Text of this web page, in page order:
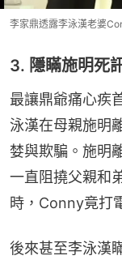
李家鼎透露李泳漢老婆
3. 隱瞞施明死
最讓鼎爺痛心疾
泳漢在母親施明
婪與欺騙。施明
一直阻撓父親和
時，Conny竟打
後來甚至李泳漢